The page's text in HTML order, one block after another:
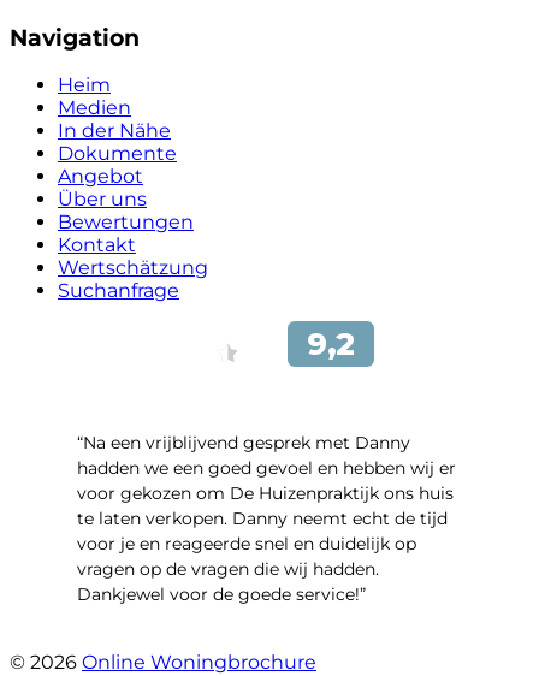
Navigation
Heim
Medien
In der Nähe
Dokumente
Angebot
Über uns
Bewertungen
Kontakt
Wertschätzung
Suchanfrage
“Na een vrijblijvend gesprek met Danny
hadden we een goed gevoel en hebben wij er
voor gekozen om De Huizenpraktijk ons huis
te laten verkopen. Danny neemt echt de tijd
voor je en reageerde snel en duidelijk op
vragen op de vragen die wij hadden.
Dankjewel voor de goede service!”
© 2026 Online Woningbrochure